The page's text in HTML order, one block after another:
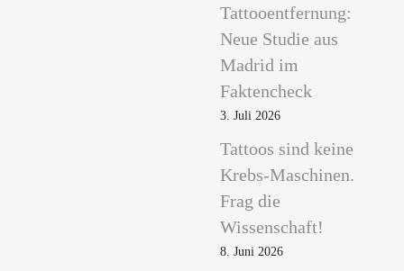
Tattooentfernung:
Neue Studie aus
Madrid im
Faktencheck
3. Juli 2026
Tattoos sind keine
Krebs-Maschinen.
Frag die
Wissenschaft!
8. Juni 2026